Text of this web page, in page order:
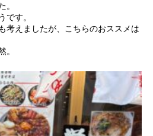
。
です。
考えましたが、こちらのおススメは
。